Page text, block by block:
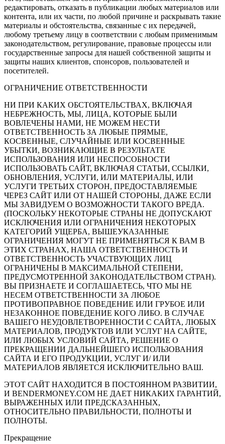
редактировать, отказать в публикации любых материалов или
контента, или их части, по любой причине и раскрывать такие
материалы и обстоятельства, связанные с их передачей,
любому третьему лицу в соответствии с любым применимым
законодательством, регулирование, правовые процессы или
государственные запросы для нашей собственной защиты и
защиты наших клиентов, спонсоров, пользователей и
посетителей.
ОГРАНИЧЕНИЕ ОТВЕТСТВЕННОСТИ
НИ ПРИ КАКИХ ОБСТОЯТЕЛЬСТВАХ, ВКЛЮЧАЯ
НЕБРЕЖНОСТЬ, МЫ, ЛИЦА, КОТОРЫЕ БЫЛИ
ВОВЛЕЧЕНЫ НАМИ, НЕ МОЖЕМ НЕСТИ
ОТВЕТСТВЕННОСТЬ ЗА ЛЮБЫЕ ПРЯМЫЕ,
КОСВЕННЫЕ, СЛУЧАЙНЫЕ ИЛИ КОСВЕННЫЕ
УБЫТКИ, ВОЗНИКАЮЩИЕ В РЕЗУЛЬТАТЕ
ИСПОЛЬЗОВАНИЯ ИЛИ НЕСПОСОБНОСТИ
ИСПОЛЬЗОВАТЬ САЙТ, ВКЛЮЧАЯ СТАТЬИ, ССЫЛКИ,
ОБНОВЛЕНИЯ, УСЛУГИ, ИЛИ МАТЕРИАЛЫ, ИЛИ
УСЛУГИ ТРЕТЬИХ СТОРОН, ПРЕДОСТАВЛЯЕМЫЕ
ЧЕРЕЗ САЙТ ИЛИ ОТ НАШЕЙ СТОРОНЫ, ДАЖЕ ЕСЛИ
МЫ ЗАВИДУЕМ О ВОЗМОЖНОСТИ ТАКОГО ВРЕДА.
(ПОСКОЛЬКУ НЕКОТОРЫЕ СТРАНЫ НЕ ДОПУСКАЮТ
ИСКЛЮЧЕНИЯ ИЛИ ОГРАНИЧЕНИЯ НЕКОТОРЫХ
КАТЕГОРИЙ УЩЕРБА, ВЫШЕУКАЗАННЫЕ
ОГРАНИЧЕНИЯ МОГУТ НЕ ПРИМЕНЯТЬСЯ К ВАМ В
ЭТИХ СТРАНАХ, НАША ОТВЕТСТВЕННОСТЬ И
ОТВЕТСТВЕННОСТЬ УЧАСТВУЮЩИХ ЛИЦ
ОГРАНИЧЕНЫ В МАКСИМАЛЬНОЙ СТЕПЕНИ,
ПРЕДУСМОТРЕННОЙ ЗАКОНОДАТЕЛЬСТВОМ СТРАН).
ВЫ ПРИЗНАЕТЕ И СОГЛАШАЕТЕСЬ, ЧТО МЫ НЕ
НЕСЕМ ОТВЕТСТВЕННОСТИ ЗА ЛЮБОЕ
ПРОТИВОПРАВНОЕ ПОВЕДЕНИЕ ИЛИ ГРУБОЕ ИЛИ
НЕЗАКОННОЕ ПОВЕДЕНИЕ КОГО ЛИБО. В СЛУЧАЕ
ВАШЕГО НЕУДОВЛЕТВОРЕННОСТИ С САЙТА, ЛЮБЫХ
МАТЕРИАЛОВ, ПРОДУКТОВ ИЛИ УСЛУГ НА САЙТЕ,
ИЛИ ЛЮБЫХ УСЛОВИЙ САЙТА, РЕШЕНИЕ О
ПРЕКРАЩЕНИИ ДАЛЬНЕЙШЕГО ИСПОЛЬЗОВАНИЯ
САЙТА И ЕГО ПРОДУКЦИИ, УСЛУГ И/ ИЛИ
МАТЕРИАЛОВ ЯВЛЯЕТСЯ ИСКЛЮЧИТЕЛЬНО ВАШ.
ЭТОТ САЙТ НАХОДИТСЯ В ПОСТОЯННОМ РАЗВИТИИ,
И BENDERMONEY.COM НЕ ДАЕТ НИКАКИХ ГАРАНТИЙ,
ВЫРАЖЕННЫХ ИЛИ ПРЕДСКАЗАННЫХ,
ОТНОСИТЕЛЬНО ПРАВИЛЬНОСТИ, ПОЛНОТЫ И
ПОЛНОТЫ.
Прекращение